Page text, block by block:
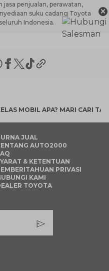
jasa penjualan, perawatan,
suku cadang Toyota
Indonesia.
MOBIL APA? MARI CARI
×
JUAL
AUTO2000
& KETENTUAN
PRIVASI
KAMI
TOYOTA